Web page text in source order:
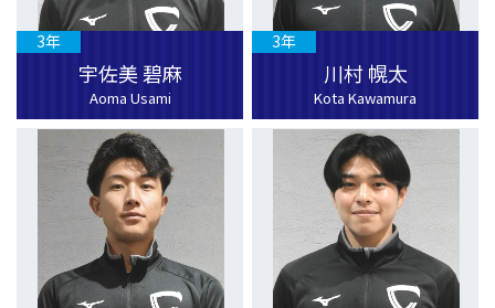
宇佐美 碧麻
Aoma Usami
3年
川村 幌太
Kota Kawamura
3年